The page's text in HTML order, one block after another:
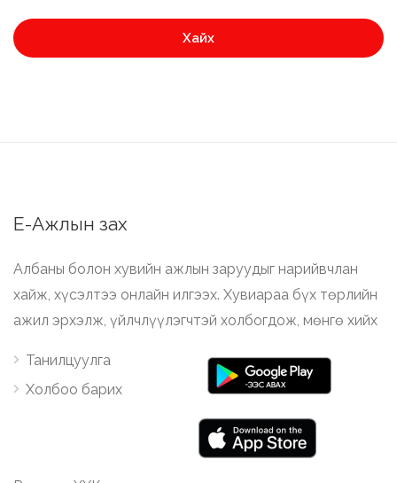
Хайх
Е-Ажлын зах
Албаны болон хувийн ажлын заруудыг нарийвчлан
хайж, хүсэлтээ онлайн илгээх. Хувиараа бүх төрлийн
ажил эрхэлж, үйлчлүүлэгчтэй холбогдож, мөнгө хийх
Танилцуулга
Холбоо барих